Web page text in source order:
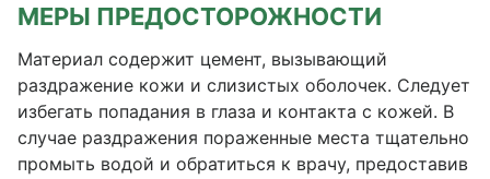
МЕРЫ ПРЕДОСТОРОЖНОСТИ
Материал содержит цемент, вызывающий
раздражение кожи и слизистых оболочек. Следует
избегать попадания в глаза и контакта с кожей. В
случае раздражения пораженные места тщательно
промыть водой и обратиться к врачу, предоставив